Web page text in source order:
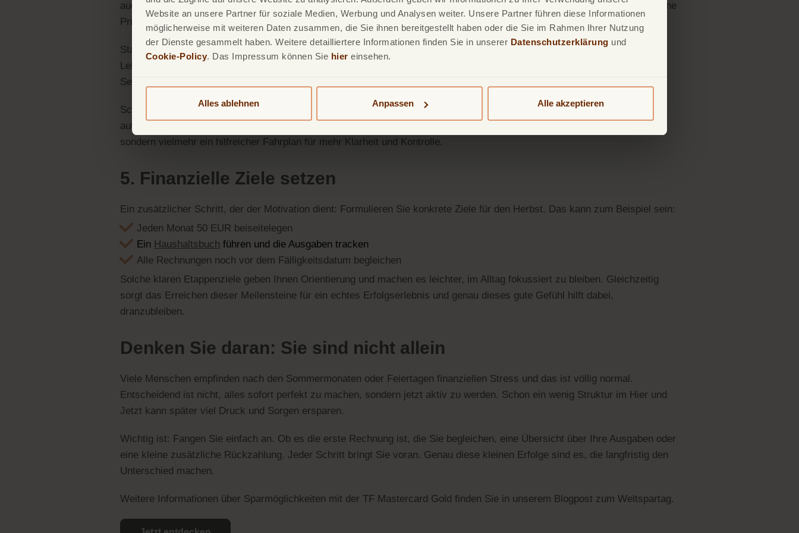
Website an unsere Partner für soziale Medien, Werbung und Analysen weiter. Unsere Partner führen diese Informationen
möglicherweise mit weiteren Daten zusammen, die Sie ihnen bereitgestellt haben oder die Sie im Rahmen Ihrer Nutzung
der Dienste gesammelt haben. Weitere detailliertere Informationen finden Sie in unserer Datenschutzerklärung und
Cookie-Policy. Das Impressum können Sie hier einsehen.
Alles ablehnen Anpassen Alle akzeptieren
auch in finanzieller Hinsicht. Ein Budget bedeutet dabei keineswegs Einschränkung oder Langeweile. Vielmehr hilft es, eigene
Prioritäten klar zu definieren und bewusst zu steuern, wohin Ihr Geld fließt.
Starten Sie damit, Ihre
zu erfassen. Ergänzen Sie anschließend die variablen Posten wie
Lebensmittel, Freizeit, Sport oder Kleidung. Vergessen Sie zudem nicht, einen kleinen Betrag für
Selbst ein kleiner Betrag ist hier sinnvoll.
Schon der Prozess der Budgeterstellung sorgt dafür, dass Sie Ihre Finanzen bewusster wahrnehmen. Das führt meist
automatisch zu besseren Entscheidungen im Alltag. Perfektion ist dabei nicht nötig. Ein Budget ist kein starres Korsett,
sondern vielmehr ein hilfreicher Fahrplan für mehr Klarheit und Kontrolle.
5. Finanzielle Ziele setzen
Ein zusätzlicher Schritt, der der Motivation dient: Formulieren Sie konkrete Ziele für den Herbst. Das kann zum Beispiel sein:
Jeden Monat 50 EUR beiseitelegen
Ein Haushaltsbuch führen und die Ausgaben tracken
Alle Rechnungen noch vor dem Fälligkeitsdatum begleichen
Solche klaren Etappenziele geben Ihnen Orientierung und machen es leichter, im Alltag fokussiert zu bleiben. Gleichzeitig
sorgt das Erreichen dieser Meilensteine für ein echtes Erfolgserlebnis und genau dieses gute Gefühl hilft dabei,
dranzubleiben.
Denken Sie daran: Sie sind nicht allein
Viele Menschen empfinden nach den Sommermonaten oder Feiertagen finanziellen Stress und das ist völlig normal.
Entscheidend ist nicht, alles sofort perfekt zu machen, sondern jetzt aktiv zu werden. Schon ein wenig Struktur im Hier und
Jetzt kann später viel Druck und Sorgen ersparen.
Wichtig ist: Fangen Sie einfach an. Ob es die erste Rechnung ist, die Sie begleichen, eine Übersicht über Ihre Ausgaben oder
eine kleine zusätzliche Rückzahlung. Jeder Schritt bringt Sie voran. Genau diese kleinen Erfolge sind es, die langfristig den
Unterschied machen.
Weitere Informationen über Sparmöglichkeiten mit der TF Mastercard Gold finden Sie in unserem Blogpost zum Weltspartag.